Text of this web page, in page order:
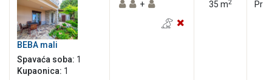
BEBA mali
Spavaća soba: 1
Kupaonica: 1
+ 35 m2